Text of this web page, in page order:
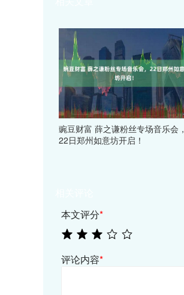
豌豆财富 薛之谦粉丝专场音乐会，
22日郑州如意坊开启！
本文评分*
评论内容*